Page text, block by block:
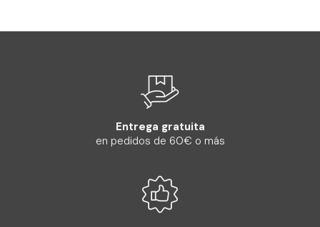
Entrega gratuita
en pedidos de 60€ o más